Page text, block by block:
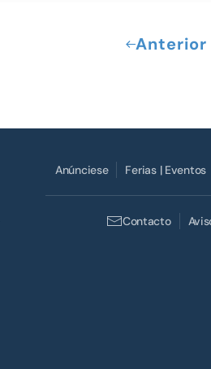
Anterior
Anúnciese Ferias | Eventos
Contacto